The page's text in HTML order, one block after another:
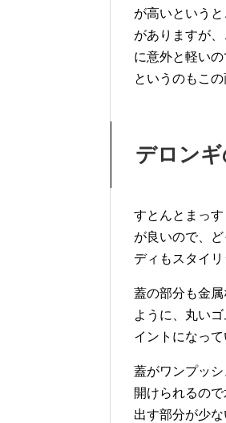
が高いという
がありますが
に意外と軽い
というのもこ
デロン
すとんとまっ
が良いので、
ディもスタイリ
蓋の部分も金
ように、丸い
イントになって
蓋がワンプッ
開けられるの
出す部分が少